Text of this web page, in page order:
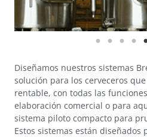
Diseñamos nuestros sistemas
solución para los cerveceros
rentable, con todas las
elaboración comercial o para
sistema piloto compacto para
Estos sistemas están